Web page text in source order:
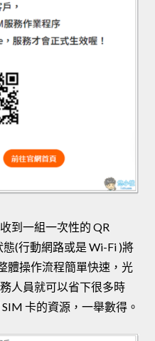
到一組一次性的 QR
(行動網路或是 Wi-Fi )將
體操作流程簡單快速，光
人員就可以省下很多時
卡的資源，一舉數得。